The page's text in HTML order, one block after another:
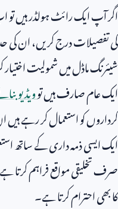
اگر آپ ایک رائٹ ہولڈر ہیں تو
کی تفصیلات درج کریں، ان کی
شیئرنگ ماڈل میں شمولیت اختیار
ایک عام صارف ہیں توویڈیو
کرداروں کو استعمال کر رہے
ایک ایسی ذمہ داری کے ساتھ
صرف تخلیقی مواقع فراہم
کا بھی احترام کرتا ہے۔